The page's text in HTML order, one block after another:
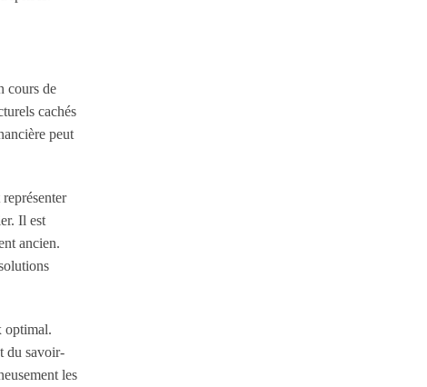
cours de
cachés
peut
Il est
ancien.
optimal.
du savoir-
les